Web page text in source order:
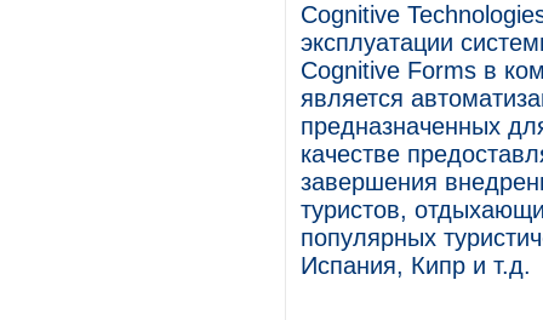
Cognitive
эксплуатации
Cognitive Forms в
является
предназначенных
качестве
завершения
туристов,
популярных
Испания, Кипр и т.д.